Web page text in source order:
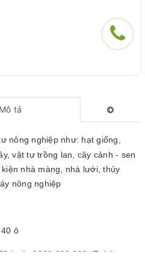
Mô tả
nông nghiệp như: hạt giống,
vật tư trồng lan, cây cảnh - sen
nhà màng, nhà lưới, thủy
nông nghiệp
ô
hoặc 0889 008 222 (Zalo)